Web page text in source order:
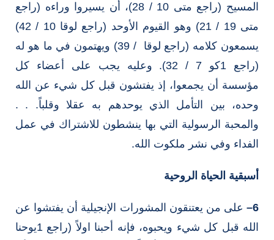
المسيح (راجع متى 10 / 28)، أن يسيروا وراءه (راجع
متى 19 / 21) وهو القيوم الأوحد (راجع لوقا 10 / 42)
يسمعون كلامه (راجع لوقا / 39) ويهتمون في ما هو له
(راجع 1كو 7 / 32). وعليه يجب على أعضاء كل
مؤسسة أن يجمعوا، إذ يفتشون قبل كل شيء عن الله
وحده، بين التأمل الذي يوحدهم به عقلا وقلباً. . .
والمحبة الرسولية التي بها ينشطون للاشتراك في عمل
الفداء وفي نشر ملكوت الله.
أسبقية الحياة الروحية
6
– على من يعتنقون المشورات الإنجيلية أن يفتشوا عن
الله قبل كل شيء ويحبوه، فإنه أحبنا اولاً (راجع 1يوحنا